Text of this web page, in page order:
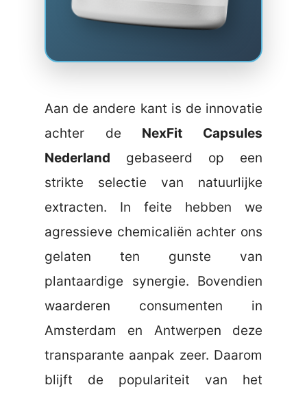
Aan de andere kant is de innovatie
achter de NexFit Capsules
Nederland gebaseerd op een
strikte selectie van natuurlijke
extracten. In feite hebben we
agressieve chemicaliën achter ons
gelaten ten gunste van
plantaardige synergie. Bovendien
waarderen consumenten in
Amsterdam en Antwerpen deze
transparante aanpak zeer. Daarom
blijft de populariteit van het